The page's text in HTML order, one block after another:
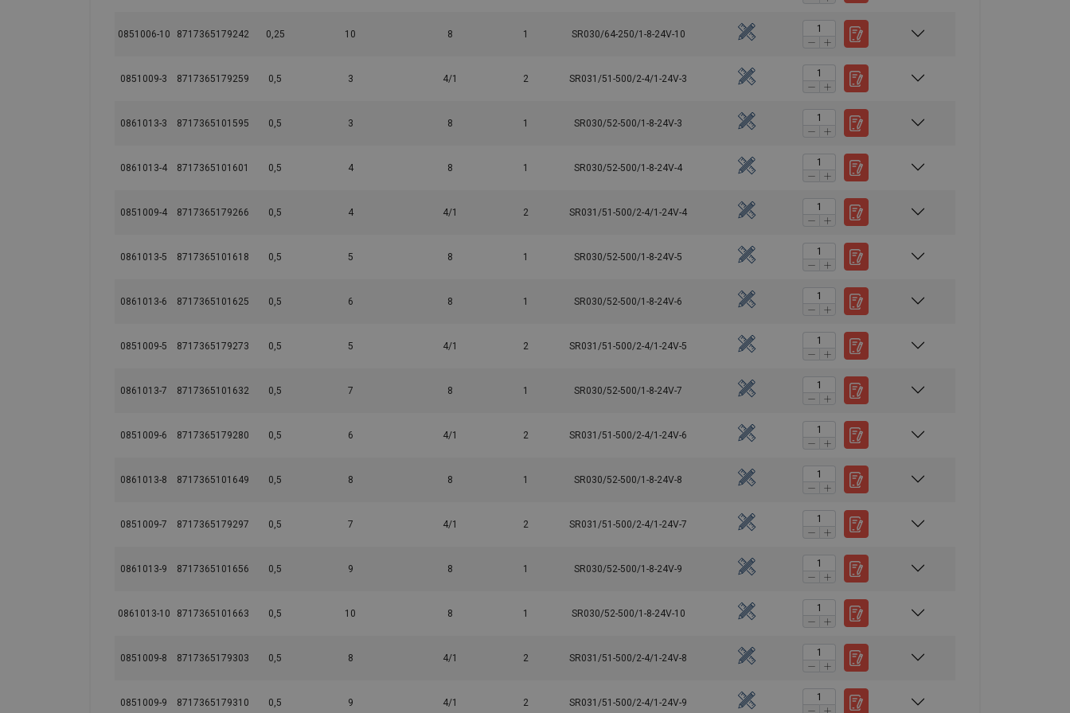
0851006-10 8717365179242 0,25 10 8 1 SR030/64-250/1-8-24V-10
0851009-3 8717365179259 0,5 3 4/1 2 SR031/51-500/2-4/1-24V-3
0861013-3 8717365101595 0,5 3 8 1 SR030/52-500/1-8-24V-3
0861013-4 8717365101601 0,5 4 8 1 SR030/52-500/1-8-24V-4
0851009-4 8717365179266 0,5 4 4/1 2 SR031/51-500/2-4/1-24V-4
0861013-5 8717365101618 0,5 5 8 1 SR030/52-500/1-8-24V-5
0861013-6 8717365101625 0,5 6 8 1 SR030/52-500/1-8-24V-6
0851009-5 8717365179273 0,5 5 4/1 2 SR031/51-500/2-4/1-24V-5
0861013-7 8717365101632 0,5 7 8 1 SR030/52-500/1-8-24V-7
0851009-6 8717365179280 0,5 6 4/1 2 SR031/51-500/2-4/1-24V-6
0861013-8 8717365101649 0,5 8 8 1 SR030/52-500/1-8-24V-8
0851009-7 8717365179297 0,5 7 4/1 2 SR031/51-500/2-4/1-24V-7
0861013-9 8717365101656 0,5 9 8 1 SR030/52-500/1-8-24V-9
0861013-10 8717365101663 0,5 10 8 1 SR030/52-500/1-8-24V-10
0851009-8 8717365179303 0,5 8 4/1 2 SR031/51-500/2-4/1-24V-8
0851009-9 8717365179310 0,5 9 4/1 2 SR031/51-500/2-4/1-24V-9